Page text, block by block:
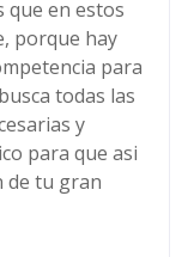
que en estos
porque hay
para
todas las
y
para que asi
de tu gran